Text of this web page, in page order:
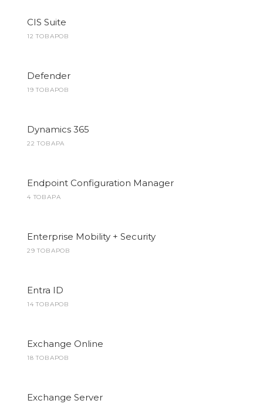
CIS Suite
12 ТОВАРОВ
Defender
19 ТОВАРОВ
Dynamics 365
22 ТОВАРА
Endpoint Configuration Manager
4 ТОВАРА
Enterprise Mobility + Security
29 ТОВАРОВ
Entra ID
14 ТОВАРОВ
Exchange Online
18 ТОВАРОВ
Exchange Server